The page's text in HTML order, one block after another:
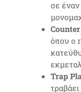
σε
όπου ο
Trap